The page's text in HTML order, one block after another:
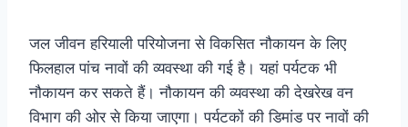
जल जीवन हरियाली परियोजना से विकसित नौकायन के लिए
फिलहाल पांच नावों की व्यवस्था की गई है। यहां पर्यटक भी
नौकायन कर सकते हैं। नौकायन की व्यवस्था की देखरेख वन
विभाग की ओर से किया जाएगा। पर्यटकों की डिमांड पर नावों की